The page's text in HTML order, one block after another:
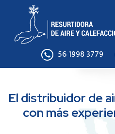
56 1998 3779
El distribuidor de
con más